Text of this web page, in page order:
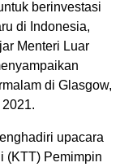
berinvestasi
di Indonesia,
Menteri Luar
di Glasgow,
upacara
(KTT) Pemimpin